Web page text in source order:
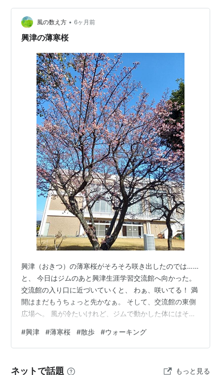
風の数え方 • 6ヶ月前
興津の薄寒桜
興津（おきつ）の薄寒桜がそろそろ咲き出したのでは……
と、 今日はジムのあと興津生涯学習交流館へ向かった。
交流館の入り口に近づいていくと、 わぁ、咲いてる！ 満
開はまだもうちょっと先かなぁ。 そして、交流館の東側
広場へ。 風が冷たいけれど、ジムで動かした体にはその
館から西へ、清見潟公園にも行ってみる。 こちらには紅
梅が。 う～ん、梅の香りのいいことよ。 濃い色や、 淡
り」、 今年は２月８日（日）に催されるそう。２月下旬
#興津 #薄寒桜 #散歩 #ウォーキング
ネットで話題 もっと見る